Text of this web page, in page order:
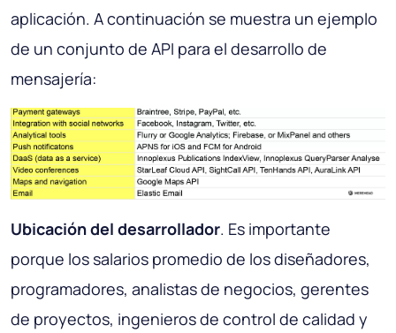
aplicación. A continuación se muestra un ejemplo
de un conjunto de API para el desarrollo de
mensajería:
Ubicación del desarrollador. Es importante
porque los salarios promedio de los diseñadores,
programadores, analistas de negocios, gerentes
de proyectos, ingenieros de control de calidad y